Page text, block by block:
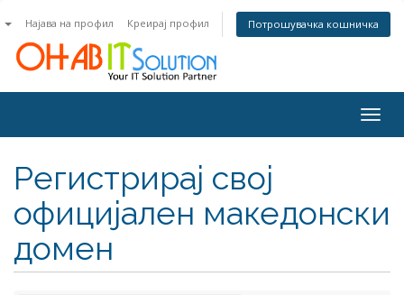
Најава на профил Креирај профил Потрошувачка кошничка
Регистрирај свој
официјален македонски
домен